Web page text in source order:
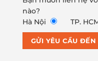
nào?
Hà Nội
TP.